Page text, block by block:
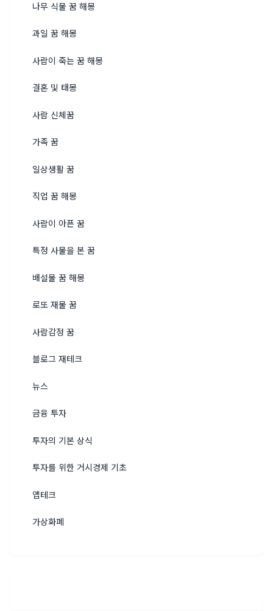
나무 식물 꿈 해몽
과일 꿈 해몽
사람이 죽는 꿈 해몽
결혼 및 태몽
사람 신체꿈
가족 꿈
일상생활 꿈
직업 꿈 해몽
사람이 아픈 꿈
특정 사물을 본 꿈
배설물 꿈 해몽
로또 재물 꿈
사람감정 꿈
블로그 재테크
뉴스
금융 투자
투자의 기본 상식
투자를 위한 거시경제 기초
앱테크
가상화폐